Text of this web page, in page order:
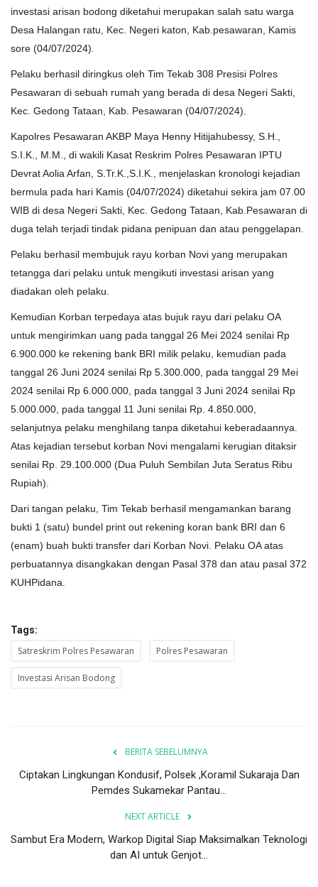
Kesehatan
Perempuan/Anak
investasi arisan bodong diketahui merupakan salah satu warga
Desa Halangan ratu, Kec. Negeri katon, Kab.pesawaran, Kamis
sore (04/07/2024).
Pelaku berhasil diringkus oleh Tim Tekab 308 Presisi Polres
Pesawaran di sebuah rumah yang berada di desa Negeri Sakti,
Kec. Gedong Tataan, Kab. Pesawaran (04/07/2024).
Kapolres Pesawaran AKBP Maya Henny Hitijahubessy, S.H.,
S.I.K., M.M., di wakili Kasat Reskrim Polres Pesawaran IPTU
Devrat Aolia Arfan, S.Tr.K.,S.I.K., menjelaskan kronologi kejadian
bermula pada hari Kamis (04/07/2024) diketahui sekira jam 07.00
WIB di desa Negeri Sakti, Kec. Gedong Tataan, Kab.Pesawaran di
duga telah terjadi tindak pidana penipuan dan atau penggelapan.
Pelaku berhasil membujuk rayu korban Novi yang merupakan
tetangga dari pelaku untuk mengikuti investasi arisan yang
diadakan oleh pelaku.
Kemudian Korban terpedaya atas bujuk rayu dari pelaku OA
untuk mengirimkan uang pada tanggal 26 Mei 2024 senilai Rp
6.900.000 ke rekening bank BRI milik pelaku, kemudian pada
tanggal 26 Juni 2024 senilai Rp 5.300.000, pada tanggal 29 Mei
2024 senilai Rp 6.000.000, pada tanggal 3 Juni 2024 senilai Rp
5.000.000, pada tanggal 11 Juni senilai Rp. 4.850.000,
selanjutnya pelaku menghilang tanpa diketahui keberadaannya.
Atas kejadian tersebut korban Novi mengalami kerugian ditaksir
senilai Rp. 29.100.000 (Dua Puluh Sembilan Juta Seratus Ribu
Rupiah).
Dari tangan pelaku, Tim Tekab berhasil mengamankan barang
bukti 1 (satu) bundel print out rekening koran bank BRI dan 6
(enam) buah bukti transfer dari Korban Novi. Pelaku OA atas
perbuatannya disangkakan dengan Pasal 378 dan atau pasal 372
KUHPidana.
Tags:
Satreskrim Polres Pesawaran Polres Pesawaran
Investasi Arisan Bodong
BERITA SEBELUMNYA
Ciptakan Lingkungan Kondusif, Polsek ,Koramil Sukaraja Dan
Pemdes Sukamekar Pantau...
NEXT ARTICLE
Sambut Era Modern, Warkop Digital Siap Maksimalkan Teknologi
dan AI untuk Genjot...